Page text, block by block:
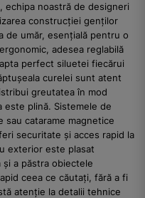
echipa noastră de designeri
construcției genților
de umăr, esențială pentru o
adesea reglabilă
perfect siluetei fiecărui
curelei sunt atent
greutatea în mod
este plină. Sistemele de
catarame magnetice
securitate și acces rapid la
exterior este plasat
a păstra obiectele
ceea ce căutați, fără a fi
atenție la detalii tehnice